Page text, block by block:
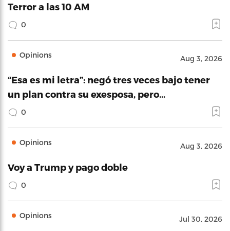
Terror a las 10 AM
0
Opinions Aug 3, 2026
“Esa es mi letra”: negó tres veces bajo tener
un plan contra su exesposa, pero…
0
Opinions Aug 3, 2026
Voy a Trump y pago doble
0
Opinions Jul 30, 2026